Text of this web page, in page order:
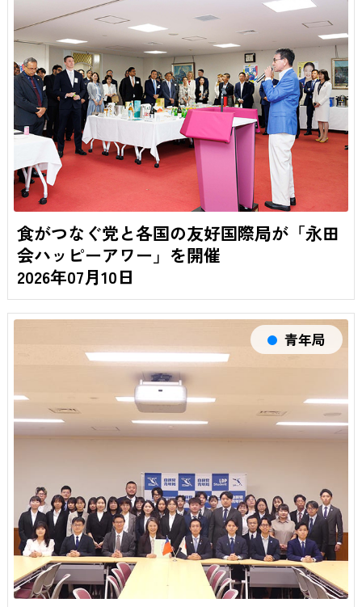
食がつなぐ党と各国の友好国際局が「永田
会ハッピーアワー」を開催
2026年07月10日
青年局